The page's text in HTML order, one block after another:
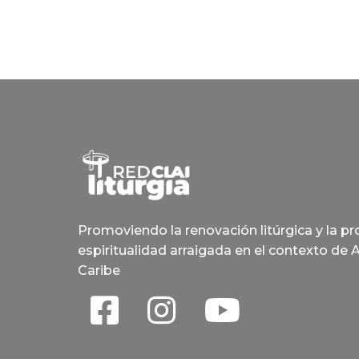
Promoviendo la renovación litúrgica y la
espiritualidad arraigada en el contexto de
Caribe